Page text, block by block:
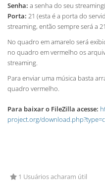
Senha: a senha do seu
Porta: 21 (esta é a porta do
streaming, então sempre será a
No quadro em amarelo será
no quadro em vermelho os
streaming.
Para enviar uma música basta
quadro vermelho.
Para baixar o FileZilla acesse:
project.org/
1 Usuários acharam útil